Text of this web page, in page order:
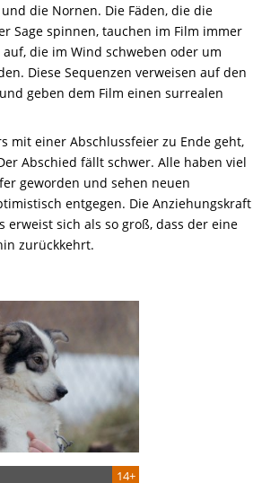
die Nornen. Die Fäden, die die
Sage spinnen, tauchen im Film immer
die im Wind schweben oder um
Diese Sequenzen verweisen auf den
geben dem Film einen surrealen
mit einer Abschlussfeier zu Ende geht,
Abschied fällt schwer. Alle haben viel
geworden und sehen neuen
entgegen. Die Anziehungskraft
erweist sich als so groß, dass der eine
zurückkehrt.
14+